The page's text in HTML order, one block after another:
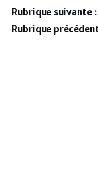
Rubrique suivante :
Rubrique